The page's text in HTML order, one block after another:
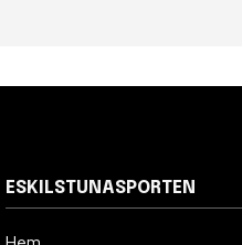
ESKILSTUNASPORTEN